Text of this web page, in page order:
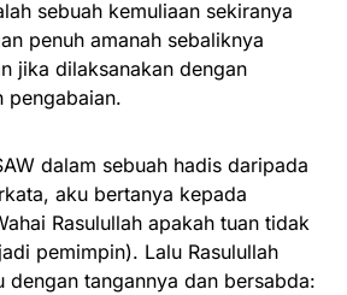
sebuah kemuliaan sekiranya
penuh amanah sebaliknya
jika dilaksanakan dengan
pengabaian.
dalam sebuah hadis daripada
aku bertanya kepada
Rasulullah apakah tuan tidak
pemimpin). Lalu Rasulullah
dengan tangannya dan bersabda: